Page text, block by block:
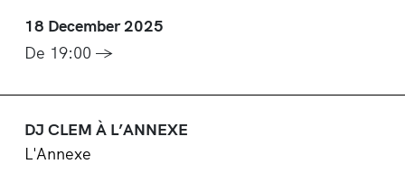
DJ CLEM À L’ANNEXE
L'Annexe
18 December 2025
De 19:00 →